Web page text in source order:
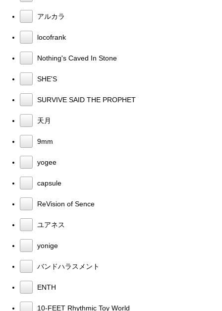
アルカラ
locofrank
Nothing's Caved In Stone
SHE'S
SURVIVE SAID THE PROPHET
天月
9mm
yogee
capsule
ReVision of Sence
ユアネス
yonige
バンドハラスメント
ENTH
10-FEET Rhythmic Toy World